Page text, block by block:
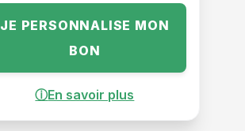
JE PERSONNALISE MON
BON
ⓘEn savoir plus